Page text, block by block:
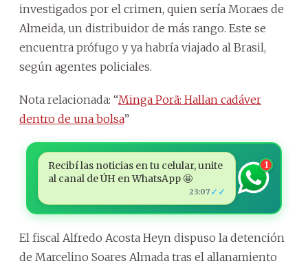
investigados por el crimen, quien sería Moraes de
Almeida, un distribuidor de más rango. Este se
encuentra prófugo y ya habría viajado al Brasil,
según agentes policiales.
Nota relacionada: “Minga Porã: Hallan cadáver
dentro de una bolsa”
Recibí las noticias en tu celular, unite
al canal de ÚH en WhatsApp 🤩
23:07 ✓✓
1
El fiscal Alfredo Acosta Heyn dispuso la detención
de Marcelino Soares Almada tras el allanamiento